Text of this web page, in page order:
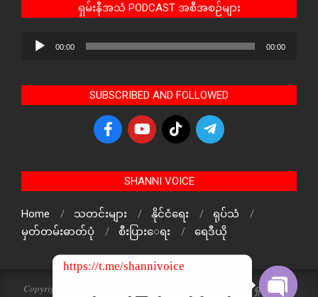
ရှမ်းနီအသံ PODCAST အစီအစဉ်များ
Audio
00:00 00:00
SUBSCRIBED AND FOLLOWED
SHANNI VOICE
Home သတင်းများ နိုင်ငံရေး
ရုပ်သံ
မှတ်တမ်းဓာတ်ပုံ
စီးပြားေရး ရေဒီယို
Copyright © 2024 The Voice Of ShanNi All rights reserved. ရှမ်းနီအသံ
https://t.me/shannivoice